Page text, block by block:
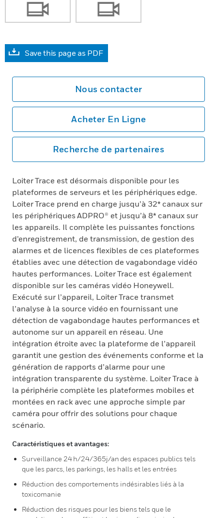
Save this page as PDF
Nous contacter
Acheter En Ligne
Recherche de partenaires
Loiter Trace est désormais disponible pour les
plateformes de serveurs et les périphériques edge.
Loiter Trace prend en charge jusqu’à 32* canaux sur
les périphériques ADPRO® et jusqu’à 8* canaux sur
les appareils. Il complète les puissantes fonctions
d’enregistrement, de transmission, de gestion des
alarmes et de licences flexibles de ces plateformes
établies avec une détection de vagabondage vidéo
hautes performances. Loiter Trace est également
disponible sur les caméras vidéo Honeywell.
Exécuté sur l’appareil, Loiter Trace transmet
l’analyse à la source vidéo en fournissant une
détection de vagabondage hautes performances et
autonome sur un appareil en réseau. Une
intégration étroite avec la plateforme de l’appareil
garantit une gestion des événements conforme et la
génération de rapports d’alarme pour une
intégration transparente du système. Loiter Trace à
la périphérie complète les plateformes mobiles et
montées en rack avec une approche simple par
caméra pour offrir des solutions pour chaque
scénario.
Caractéristiques et avantages:
Surveillance 24 h/24/365j/an des espaces publics tels
que les parcs, les parkings, les halls et les entrées
Réduction des comportements indésirables liés à la
toxicomanie
Réduction des risques pour les biens tels que le